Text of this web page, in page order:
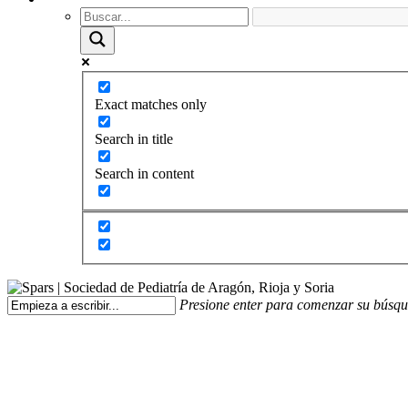
Exact matches only
Search in title
Search in content
Presione enter para comenzar su